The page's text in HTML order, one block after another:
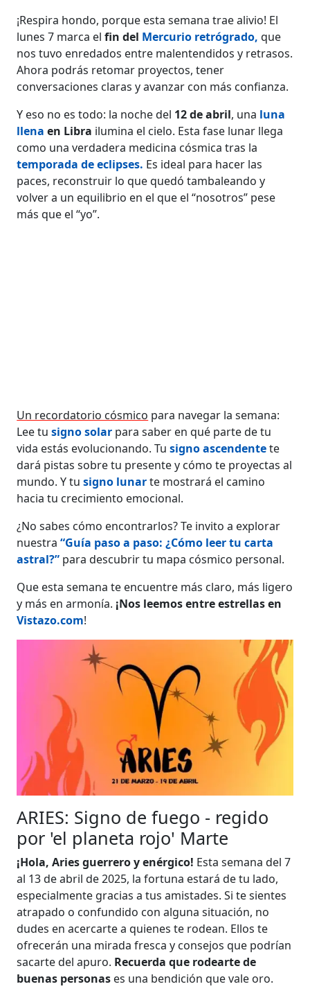
¡Respira hondo, porque esta semana trae alivio! El
lunes 7 marca elfin del Mercurio retrógrado, que
nos tuvo enredados entre malentendidos y retrasos.
Ahora podrás retomar proyectos, tener
conversaciones claras y avanzar con más confianza.
Y eso no es todo: la noche del 12 de abril, una luna
llena en Libra ilumina el cielo. Esta fase lunar llega
como una verdadera medicina cósmica tras la
temporada de eclipses. Es ideal para hacer las
paces, reconstruir lo que quedó tambaleando y
volver a un equilibrio en el que el “nosotros” pese
más que el “yo”.
Un recordatorio cósmico para navegar la semana:
Lee tusigno solar para saber en qué parte de tu
vida estás evolucionando. Tusigno ascendentete
dará pistas sobre tu presente y cómo te proyectas al
mundo. Y tusigno lunarte mostrará el camino
hacia tu crecimiento emocional.
¿No sabes cómo encontrarlos? Te invito a explorar
nuestra“Guía paso a paso: ¿Cómo leer tu carta
astral?” para descubrir tu mapa cósmico personal.
Que esta semana te encuentre más claro, más ligero
y más en armonía. ¡Nos leemos entre estrellas en
Vistazo.com!
ARIES: Signo de fuego - regido
por 'el planeta rojo' Marte
¡Hola, Aries guerrero y enérgico! Esta semana del 7
al 13 de abril de 2025, la fortuna estará de tu lado,
especialmente gracias a tus amistades. Si te sientes
atrapado o confundido con alguna situación, no
dudes en acercarte a quienes te rodean. Ellos te
ofrecerán una mirada fresca y consejos que podrían
sacarte del apuro. Recuerda que rodearte de
buenas personas es una bendición que vale oro.